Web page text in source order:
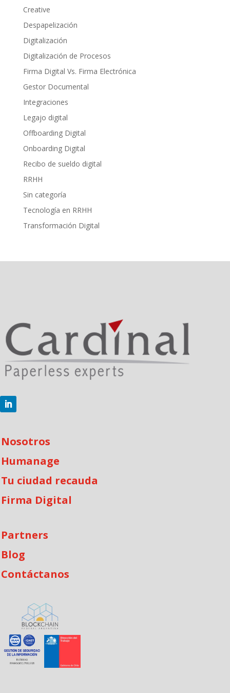
Creative
Despapelización
Digitalización
Digitalización de Procesos
Firma Digital Vs. Firma Electrónica
Gestor Documental
Integraciones
Legajo digital
Offboarding Digital
Onboarding Digital
Recibo de sueldo digital
RRHH
Sin categoría
Tecnología en RRHH
Transformación Digital
Nosotros
Humanage
Tu ciudad recauda
Firma Digital
Partners
Blog
Contáctanos